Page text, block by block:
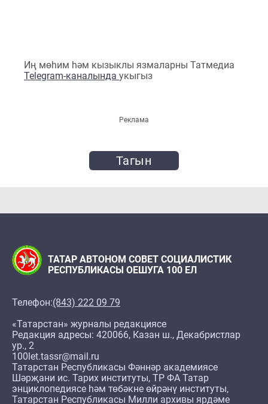
Иң мөһим һәм кызыклы язмаларны Татмедиа
Telegram-каналында укыгыз
Реклама
Тагын
ТАТАР АВТОНОМ СОВЕТ СОЦИАЛИСТИК
РЕСПУБЛИКАСЫ ОЕШУГА 100 ЕЛ
Телефон:(843) 222 09 79
«Татарстан» журналы редакциясе
Редакция адресы: 420066, Казан ш., Декабристлар
ур., 2
100let.tassr@mail.ru
Татарстан Республикасы Фәннәр академиясе
Шәрҗани ис. Тарих институты, ТР ФА Татар
энциклопедиясе һәм төбәкне өйрәнү институты,
Татарстан Республикасы Милли архивы ярдәме